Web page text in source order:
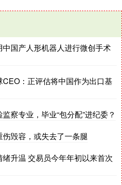
国产人形机器人进行微创手术
：正评估将中国作为出口基
察专业，毕业“包分配”进纪委？
毁容，或失去了一条腿
升温 交易员今年年初以来首次